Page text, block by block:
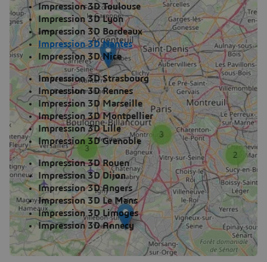
Impression 3D Toulouse
Impression 3D Lyon
Impression 3D Bordeaux
Impression 3D Nantes
Impression 3D Nice
Impression 3D Strasbourg
Impression 3D Rennes
Impression 3D Marseille
Impression 3D Montpellier
Impression 3D Lille
Impression 3D Grenoble
Impression 3D Rouen
Impression 3D Dijon
Impression 3D Angers
Impression 3D Le Mans
Impression 3D Limoges
Impression 3D Annecy